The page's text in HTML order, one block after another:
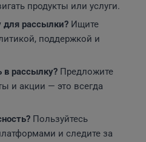
продукты или услуги.
для рассылки? Ищите
поддержкой и
в рассылку? Предложите
и акции — это всегда
Пользуйтесь
и следите за